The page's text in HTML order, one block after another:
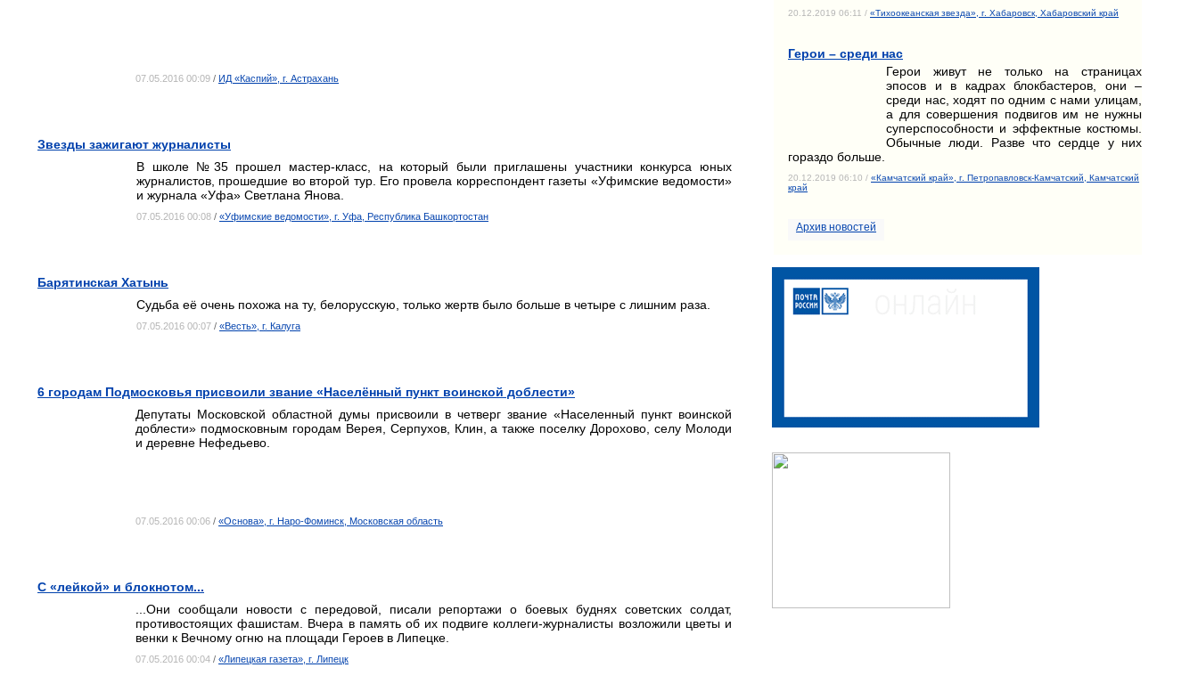
07.05.2016 00:09 / ИД «Каспий», г. Астрахань
Звезды зажигают журналисты
В школе №35 прошел мастер-класс, на который были приглашены участники конкурса юных
журналистов, прошедшие во второй тур. Его провела корреспондент газеты «Уфимские ведомости»
и журнала «Уфа» Светлана Янова.
07.05.2016 00:08 / «Уфимские ведомости», г. Уфа, Республика Башкортостан
Барятинская Хатынь
Судьба её очень похожа на ту, белорусскую, только жертв было больше в четыре с лишним раза.
07.05.2016 00:07 / «Весть», г. Калуга
6 городам Подмосковья присвоили звание «Населённый пункт воинской доблести»
Депутаты Московской областной думы присвоили в четверг звание «Населенный пункт воинской
доблести» подмосковным городам Верея, Серпухов, Клин, а также поселку Дорохово, селу Молоди
и деревне Нефедьево.
07.05.2016 00:06 / «Основа», г. Наро-Фоминск, Московская область
С «лейкой» и блокнотом...
...Они сообщали новости с передовой, писали репортажи о боевых буднях советских солдат,
противостоящих фашистам. Вчера в память об их подвиге коллеги-журналисты возложили цветы и
венки к Вечному огню на площади Героев в Липецке.
07.05.2016 00:04 / «Липецкая газета», г. Липецк
20.12.2019 06:11 / «Тихоокеанская звезда», г. Хабаровск, Хабаровский край
Герои – среди нас
Герои живут не только на страницах
эпосов и в кадрах блокбастеров, они –
среди нас, ходят по одним с нами улицам,
а для совершения подвигов им не нужны
суперспособности и эффектные костюмы.
Обычные люди. Разве что сердце у них
гораздо больше.
20.12.2019 06:10 / «Камчатский край», г. Петропавловск-Камчатский, Камчатский
край
Архив новостей